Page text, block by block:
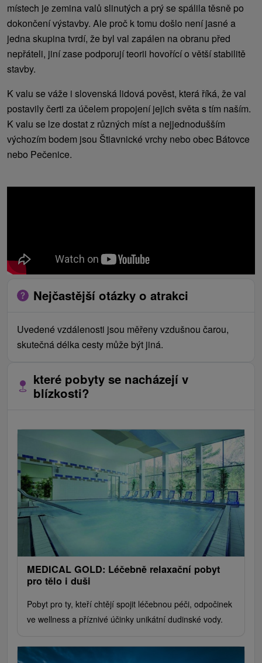
místech je zemina valů slinutých a prý se spálila těsně po
dokončení výstavby. Ale proč k tomu došlo není jasné a
jedna skupina tvrdí, že byl val zapálen na obranu před
nepřáteli, jiní zase podporují teorii hovořící o větší stabilitě
stavby.
K valu se váže i slovenská lidová pověst, která říká, že val
postavily čerti za účelem propojení jejich světa s tím naším.
K valu se lze dostat z různých míst a nejjednodušším
výchozím bodem jsou Štiavnické vrchy nebo obec Bátovce
nebo Pečenice.
Nejčastější otázky o atrakci
Uvedené vzdálenosti jsou měřeny vzdušnou čarou,
skutečná délka cesty může být jiná.
které pobyty se nacházejí v
blízkosti?
MEDICAL GOLD: Léčebně relaxační pobyt
pro tělo i duši
Pobyt pro ty, kteří chtějí spojit léčebnou péči, odpočinek
ve wellness a příznivé účinky unikátní dudinské vody.